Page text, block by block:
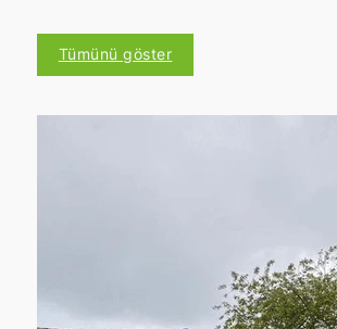
Tümünü göster